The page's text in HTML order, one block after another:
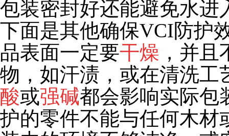
包装密封好还能避免水进
下面是其他确保VCI防护
品表面一定要干燥 ，并
物，如汗渍， 或在清洗工
酸或强碱都会影响实际包
护的零件不能与任何木材